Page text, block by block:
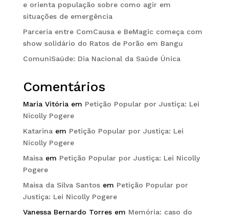
e orienta população sobre como agir em
situações de emergência
Parceria entre ComCausa e BeMagic começa com
show solidário do Ratos de Porão em Bangu
ComuniSaúde: Dia Nacional da Saúde Única
Comentários
Maria Vitóriaem Petição Popular por Justiça: Lei
Nicolly Pogere
Katarinaem Petição Popular por Justiça: Lei
Nicolly Pogere
Maisaem Petição Popular por Justiça: Lei Nicolly
Pogere
Maisa da Silva Santosem Petição Popular por
Justiça: Lei Nicolly Pogere
Vanessa Bernardo Torresem Memória: caso do